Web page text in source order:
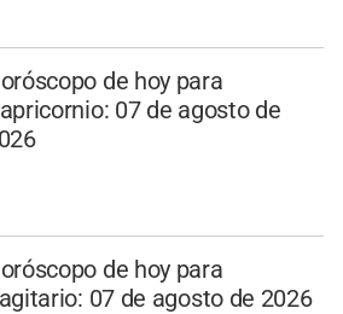
de hoy para
07 de agosto de
de hoy para
07 de agosto de 2026